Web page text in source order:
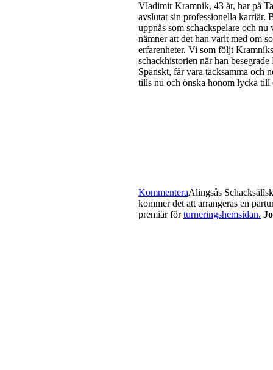
Vladimir Kramnik, 43 år, har på
avslutat sin professionella karriär.
uppnås som schackspelare och
nämner att det han varit med om
erfarenheter. Vi som följt
schackhistorien när han
Spanskt, får vara tacksamma och
tills nu och önska honom lycka
KommenteraAlingsås
kommer det att arrangeras en
premiär förturneringshemsidan.